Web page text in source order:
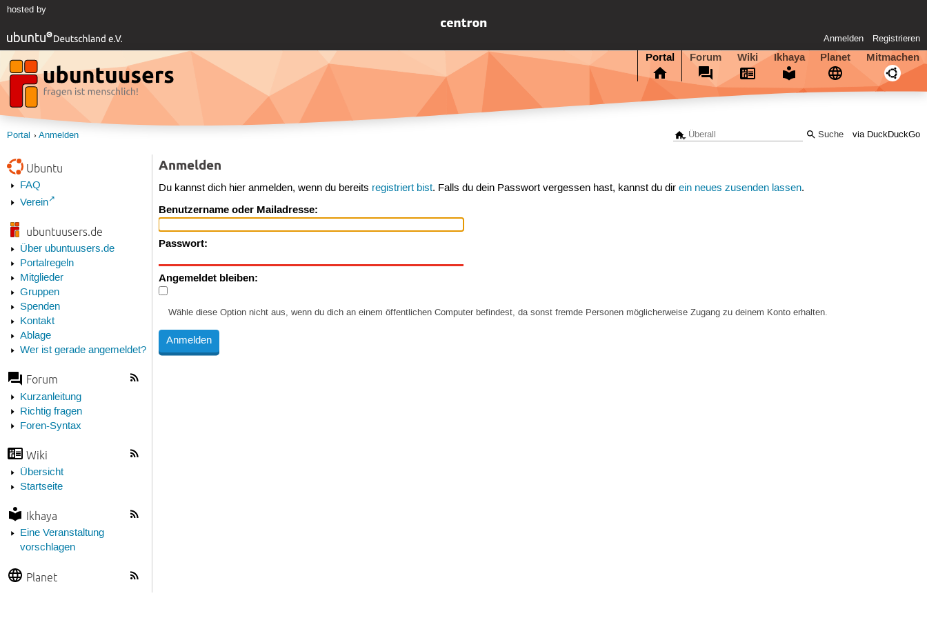
hosted by
Anmelden Registrieren
Portal Forum Wiki Ikhaya Planet Mitmachen
via DuckDuckGo
Portal Anmelden
Ubuntu
FAQ
Verein
ubuntuusers.de
Über ubuntuusers.de
Portalregeln
Mitglieder
Gruppen
Spenden
Kontakt
Ablage
Wer ist gerade angemeldet?
Forum
Kurzanleitung
Richtig fragen
Foren-Syntax
Wiki
Übersicht
Startseite
Ikhaya
Eine Veranstaltung
vorschlagen
Planet
Anmelden
Du kannst dich hier anmelden, wenn du bereits registriert bist. Falls du dein Passwort vergessen hast, kannst du direin neues zusenden lassen.
Benutzername oder Mailadresse:
Passwort:
Angemeldet bleiben:
Wähle diese Option nicht aus, wenn du dich an einem öffentlichen Computer befindest, da sonst fremde Personen möglicherweise Zugang zu deinem Konto erhalten.